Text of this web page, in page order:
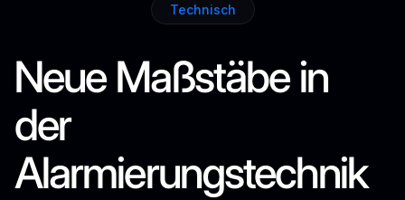
Technisch
Neue Maßstäbe in
der
Alarmierungstechnik